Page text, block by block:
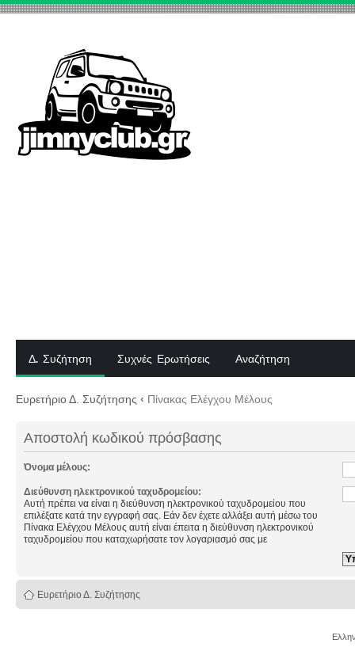
Δ. Συζήτηση Συχνές Ερωτήσεις Αναζήτηση
Ευρετήριο Δ. Συζήτησης ‹ Πίνακας Ελέγχου Μέλους
Αποστολή κωδικού πρόσβασης
Όνομα μέλους:
Διεύθυνση ηλεκτρονικού ταχυδρομείου:
Αυτή πρέπει να είναι η διεύθυνση ηλεκτρονικού ταχυδρομείου που
επιλέξατε κατά την εγγραφή σας. Εάν δεν έχετε αλλάξει αυτή μέσω του
Πίνακα Ελέγχου Μέλους αυτή είναι έπειτα η διεύθυνση ηλεκτρονικού
ταχυδρομείου που καταχωρήσατε τον λογαριασμό σας με
Ευρετήριο Δ. Συζήτησης